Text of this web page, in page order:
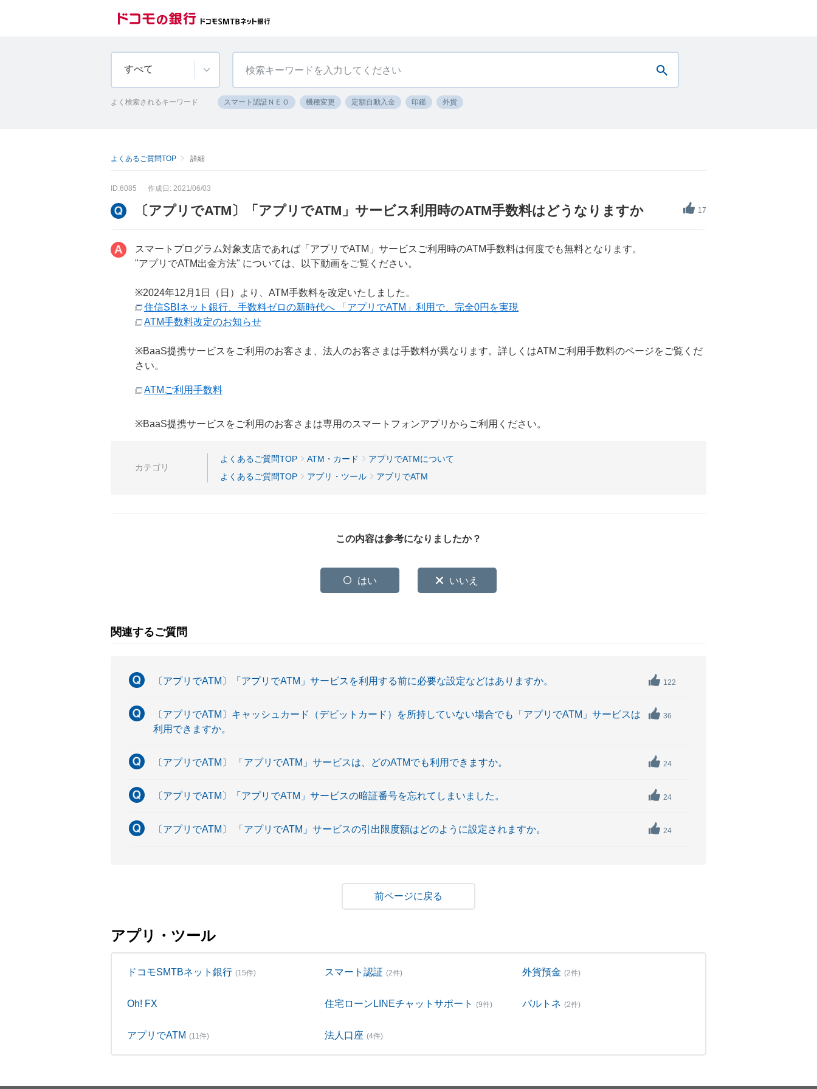
すべて
よく検索されるキーワード スマート認証ＮＥＯ 機種変更 定額自動入金 印鑑 外貨
よくあるご質問TOP 詳細
ID:6085 作成日: 2021/06/03
17
〔アプリでATM〕「アプリでATM」サービス利用時のATM手数料はどうなりますか
スマートプログラム対象支店であれば「アプリでATM」サービスご利用時のATM手数料は何度でも無料となります。
"アプリでATM出金方法" については、以下動画をご覧ください。
※2024年12月1日（日）より、ATM手数料を改定いたしました。
住信SBIネット銀行、手数料ゼロの新時代へ 「アプリでATM」利用で、完全0円を実現
ATM手数料改定のお知らせ
※BaaS提携サービスをご利用のお客さま、法人のお客さまは手数料が異なります。詳しくはATMご利用手数料のページをご覧くだ
さい。
ATMご利用手数料
※BaaS提携サービスをご利用のお客さまは専用のスマートフォンアプリからご利用ください。
カテゴリ
よくあるご質問TOP ATM・カード
アプリでATMについて
よくあるご質問TOP
アプリ・ツール アプリでATM
この内容は参考になりましたか？
はい いいえ
関連するご質問
〔アプリでATM〕「アプリでATM」サービスを利用する前に必要な設定などはありますか。 122
〔アプリでATM〕キャッシュカード（デビットカード）を所持していない場合でも「アプリでATM」サービスは
利用できますか。
36
〔アプリでATM〕 「アプリでATM」サービスは、どのATMでも利用できますか。 24
〔アプリでATM〕「アプリでATM」サービスの暗証番号を忘れてしまいました。 24
〔アプリでATM〕 「アプリでATM」サービスの引出限度額はどのように設定されますか。 24
戻る
アプリ・ツール
ドコモSMTBネット銀行 (15件) スマート認証 (2件) 外貨預金 (2件)
Oh! FX 住宅ローンLINEチャットサポート (9件) パルトネ (2件)
アプリでATM (11件) 法人口座 (4件)